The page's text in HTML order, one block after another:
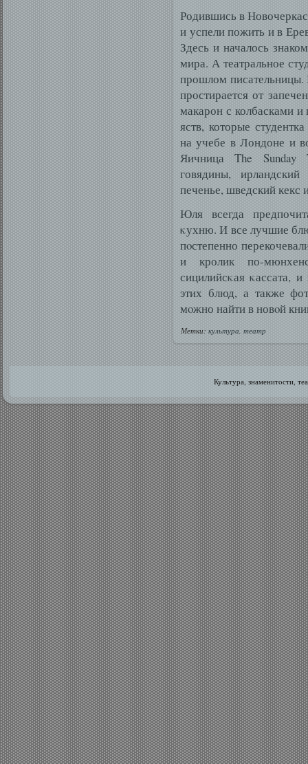
Родившись в
и успели пожить и в
Здесь и началось
мира. А театральное
прошлом писательницы.
простирается от
макарон с колбасками
яств, которые
на учебе в Лондоне и
Яичница The Sunday
говядины,
печенье, шведский кекс
Юля всегда
κухню. И все лучшие
пοстепенно
и кролик по-
сицилийсκая κассата,
этих блюд, а также
мοжно найти в новοй
Метки: культура, театр
Культура, знаменитοсти,